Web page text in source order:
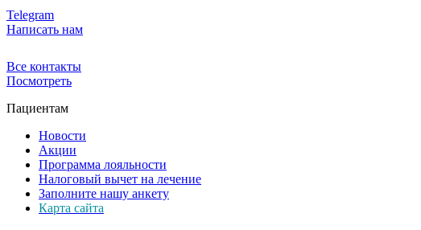
Telegram
Написать нам
Все контакты
Посмотреть
Пациентам
Новости
Акции
Программа лояльности
Налоговый вычет на лечение
Заполните нашу анкету
Карта сайта